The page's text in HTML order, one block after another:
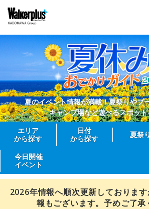
夏のイベント情報が満載！夏祭りやプ
キャンプ場など遊べるスポッ
エリア
から探す
日付
から探す
夏祭
今日開催
イベント
2026年情報へ順次更新しておりま
報もございます。予めご了承